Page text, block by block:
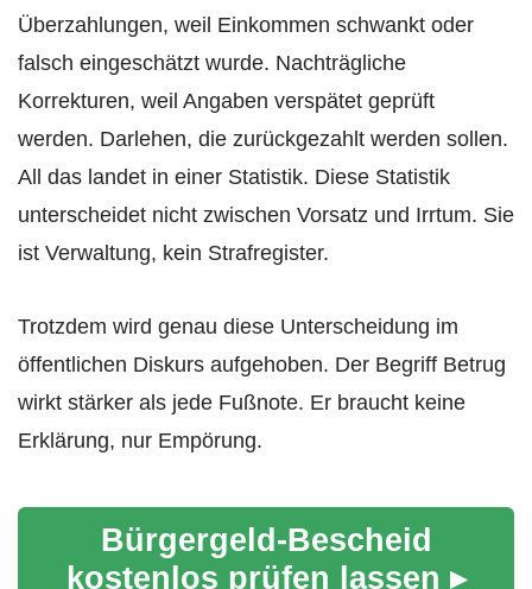
Überzahlungen, weil Einkommen schwankt oder
falsch eingeschätzt wurde. Nachträgliche
Korrekturen, weil Angaben verspätet geprüft
werden. Darlehen, die zurückgezahlt werden sollen.
All das landet in einer Statistik. Diese Statistik
unterscheidet nicht zwischen Vorsatz und Irrtum. Sie
ist Verwaltung, kein Strafregister.
Trotzdem wird genau diese Unterscheidung im
öffentlichen Diskurs aufgehoben. Der Begriff Betrug
wirkt stärker als jede Fußnote. Er braucht keine
Erklärung, nur Empörung.
Bürgergeld-Bescheid
kostenlos prüfen lassen ▸